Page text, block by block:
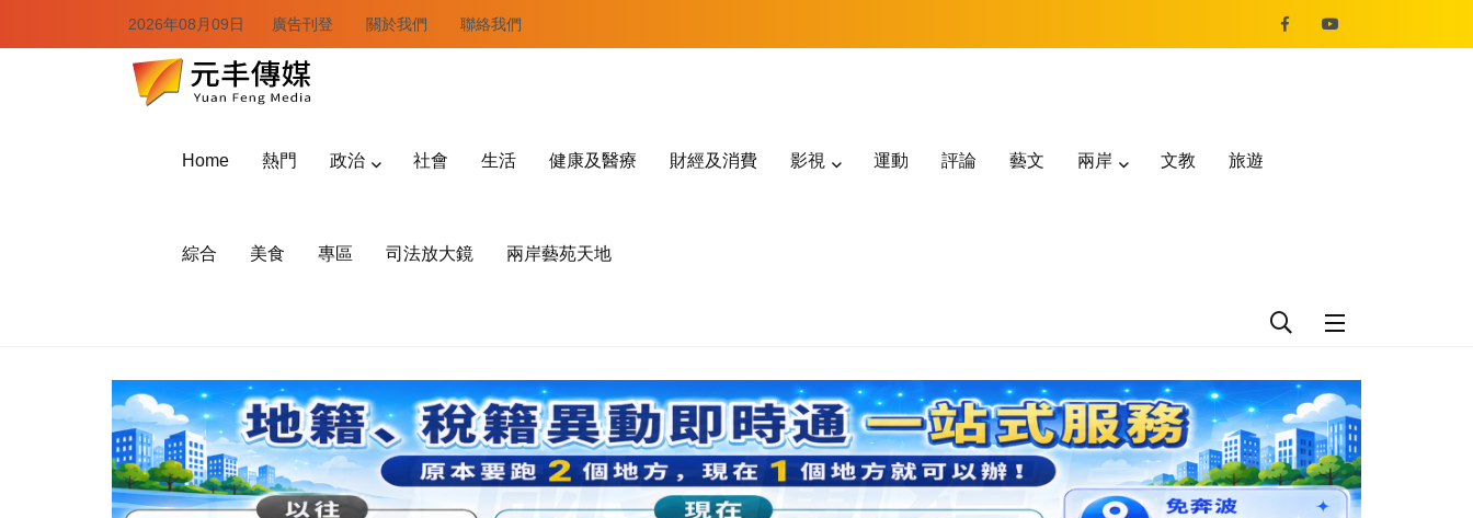
2026年08月09日 廣告刊登 關於我們 聯絡我們
Home 熱門 政治 社會 生活 健康及醫療 財經及消費 影視 運動 評論 藝文 兩岸 文教 旅遊
綜合 美食 專區 司法放大鏡 兩岸藝苑天地